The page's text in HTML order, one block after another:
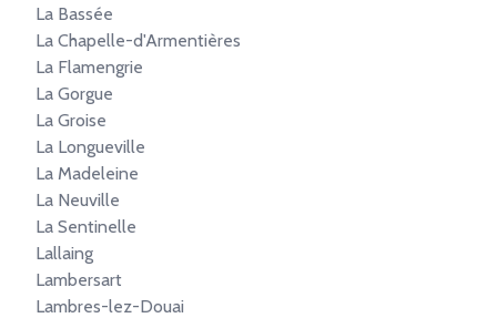
La Bassée
La Chapelle-d'Armentières
La Flamengrie
La Gorgue
La Groise
La Longueville
La Madeleine
La Neuville
La Sentinelle
Lallaing
Lambersart
Lambres-lez-Douai